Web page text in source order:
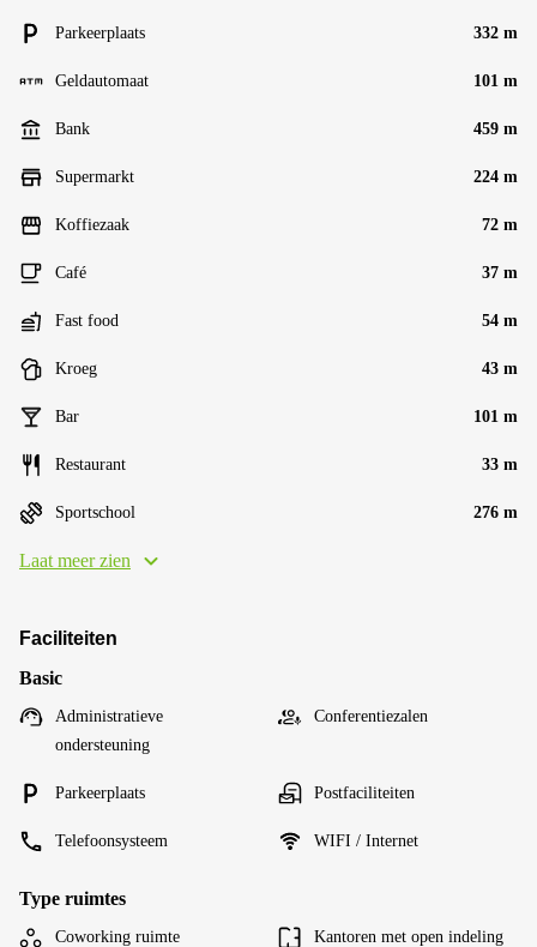
Parkeerplaats 332 m
Geldautomaat 101 m
Bank 459 m
Supermarkt 224 m
Koffiezaak 72 m
Café 37 m
Fast food 54 m
Kroeg 43 m
Bar 101 m
Restaurant 33 m
Sportschool 276 m
Laat meer zien
Faciliteiten
Basic
Administratieve
ondersteuning
Conferentiezalen
Parkeerplaats Postfaciliteiten
Telefoonsysteem WIFI / Internet
Type ruimtes
Coworking ruimte Kantoren met open indeling